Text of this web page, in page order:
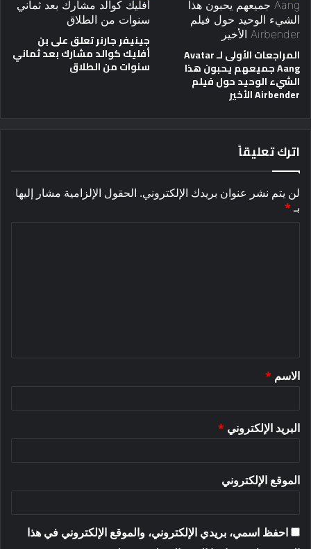
المراجعات الأولى لـ Avatar
Aang جميعهم يحبون هذا
الشيء الوحيد حول فيلم
Airbender الأخير
جينيفر جارنر تعلق على بن
أفليك كوالد مشارك بعد ثماني
سنوات من الطلاق
اترك تعليقاً
لن يتم نشر عنوان بريدك الإلكتروني. الحقول الإلزامية مشار إليها
بـ*
*
الاسم *
البريد الإلكتروني *
الموقع الإلكتروني
احفظ اسمي، بريدي الإلكتروني، والموقع الإلكتروني في هذا